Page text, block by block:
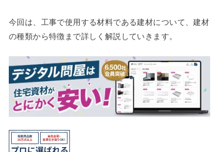
今回は、工事で使用する材料である建材について、建材
の種類から特徴まで詳しく解説していきます。